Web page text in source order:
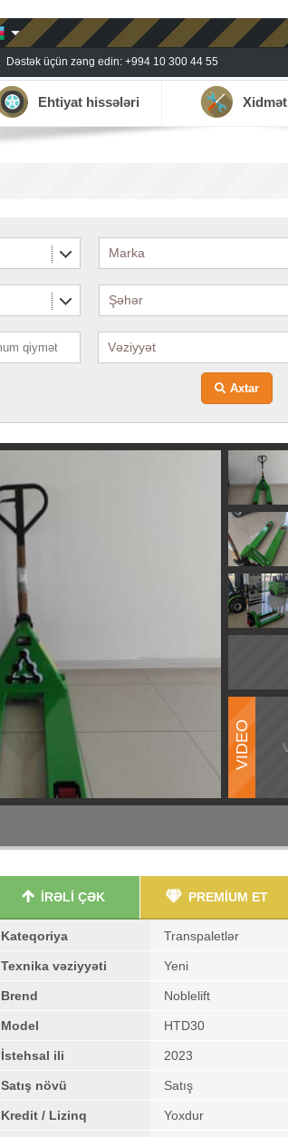
Dəstək üçün zəng edin: +994 10 300 44 55
Ehtiyat hissələri
Marka
Şəhər
Vəziyyət
Axtar
VIDEO
İRƏLİ ÇƏK PREMİUM ET
Kateqoriya Transpaletlər
Texnika vəziyyəti Yeni
Brend Noblelift
Model HTD30
İstehsal ili 2023
Satış növü Satış
Kredit / Lizinq Yoxdur